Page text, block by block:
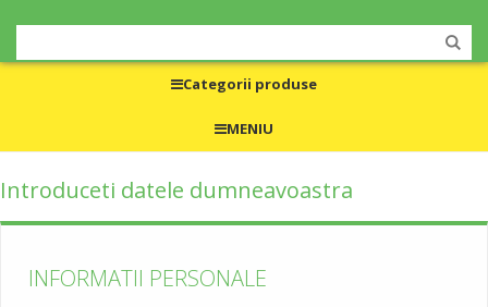
Categorii produse
MENIU
Introduceti datele dumneavoastra
INFORMATII PERSONALE